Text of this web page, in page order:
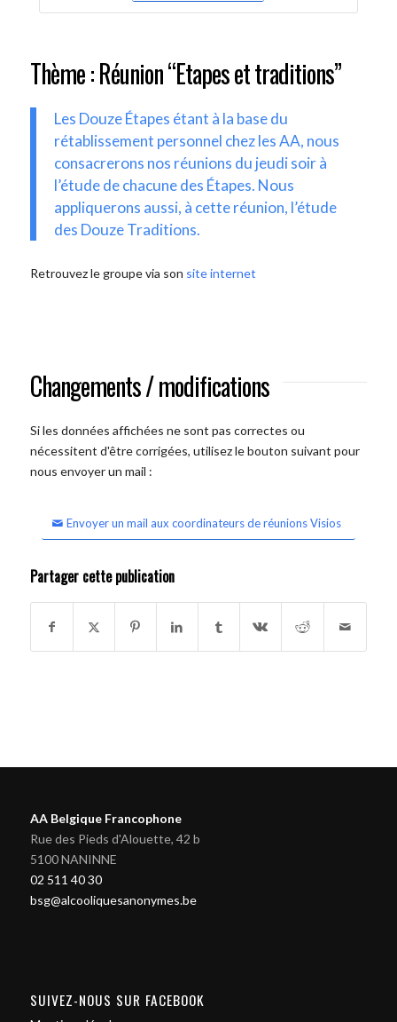
Thème : Réunion “Etapes et traditions”
Les Douze Étapes étant à la base du
rétablissement personnel chez les AA, nous
consacrerons nos réunions du jeudi soir à
l’étude de chacune des Étapes. Nous
appliquerons aussi, à cette réunion, l’étude
des Douze Traditions.
Retrouvez le groupe via son site internet
Changements / modifications
Si les données affichées ne sont pas correctes ou
nécessitent d'être corrigées, utilisez le bouton suivant pour
nous envoyer un mail :
Envoyer un mail aux coordinateurs de réunions Visios
Partager cette publication
AA Belgique Francophone
Rue des Pieds d'Alouette, 42 b
5100 NANINNE
02 511 40 30
bsg@alcooliquesanonymes.be
SUIVEZ-NOUS SUR FACEBOOK